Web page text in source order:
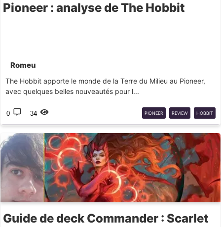
Pioneer : analyse de The Hobbit
Romeu
The Hobbit apporte le monde de la Terre du Milieu au Pioneer,
avec quelques belles nouveautés pour l...
0 34 PIONEER REVIEW HOBBIT
Guide de deck Commander : Scarlet